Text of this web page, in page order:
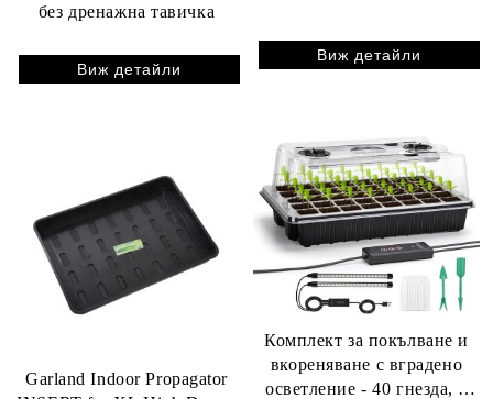
без дренажна тавичка
Виж детайли
Виж детайли
Garland Indoor Propagator
Комплект за покълване и
вкореняване с вградено
осветление - 40 гнезда, 2